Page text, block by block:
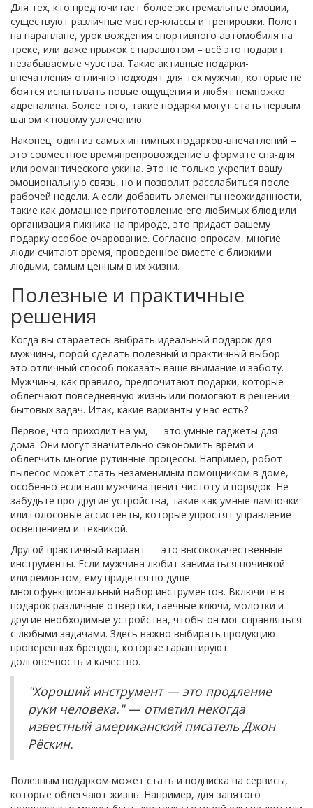
Для тех, кто предпочитает более экстремальные эмоции,
существуют различные мастер-классы и тренировки. Полет
на параплане, урок вождения спортивного автомобиля на
треке, или даже прыжок с парашютом – всё это подарит
незабываемые чувства. Такие активные подарки-
впечатления отлично подходят для тех мужчин, которые не
боятся испытывать новые ощущения и любят немножко
адреналина. Более того, такие подарки могут стать первым
шагом к новому увлечению.
Наконец, один из самых интимных подарков-впечатлений –
это совместное времяпрепровождение в формате спа-дня
или романтического ужина. Это не только укрепит вашу
эмоциональную связь, но и позволит расслабиться после
рабочей недели. А если добавить элементы неожиданности,
такие как домашнее приготовление его любимых блюд или
организация пикника на природе, это придаст вашему
подарку особое очарование. Согласно опросам, многие
люди считают время, проведенное вместе с близкими
людьми, самым ценным в их жизни.
Полезные и практичные
решения
Когда вы стараетесь выбрать идеальный подарок для
мужчины, порой сделать полезный и практичный выбор —
это отличный способ показать ваше внимание и заботу.
Мужчины, как правило, предпочитают подарки, которые
облегчают повседневную жизнь или помогают в решении
бытовых задач. Итак, какие варианты у нас есть?
Первое, что приходит на ум, — это умные гаджеты для
дома. Они могут значительно сэкономить время и
облегчить многие рутинные процессы. Например, робот-
пылесос может стать незаменимым помощником в доме,
особенно если ваш мужчина ценит чистоту и порядок. Не
забудьте про другие устройства, такие как умные лампочки
или голосовые ассистенты, которые упростят управление
освещением и техникой.
Другой практичный вариант — это высококачественные
инструменты. Если мужчина любит заниматься починкой
или ремонтом, ему придется по душе
многофункциональный набор инструментов. Включите в
подарок различные отвертки, гаечные ключи, молотки и
другие необходимые устройства, чтобы он мог справляться
с любыми задачами. Здесь важно выбирать продукцию
проверенных брендов, которые гарантируют
долговечность и качество.
"Хороший инструмент — это продление
руки человека." — отметил некогда
известный американский писатель Джон
Рёскин.
Полезным подарком может стать и подписка на сервисы,
которые облегчают жизнь. Например, для занятого